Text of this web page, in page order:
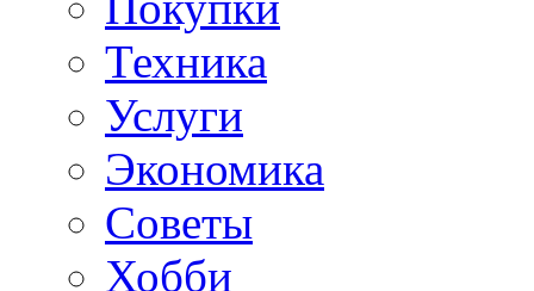
Техника
Услуги
Экономика
Советы
Хобби